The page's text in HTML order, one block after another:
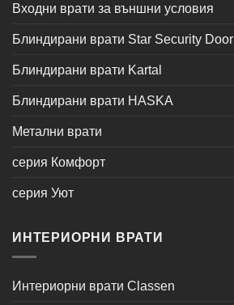
Входни врати за външни условия
Блиндирани врати Star Security Door
Блиндирани врати Kartal
Блиндирани врати HASKA
Метални врати
серия Комфорт
серия Уют
ИНТЕРИОРНИ ВРАТИ
Интериорни врати Classen